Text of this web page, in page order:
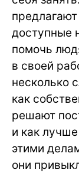
доступные
помочь
в своей
несколько
как
решают
и как
этими
они